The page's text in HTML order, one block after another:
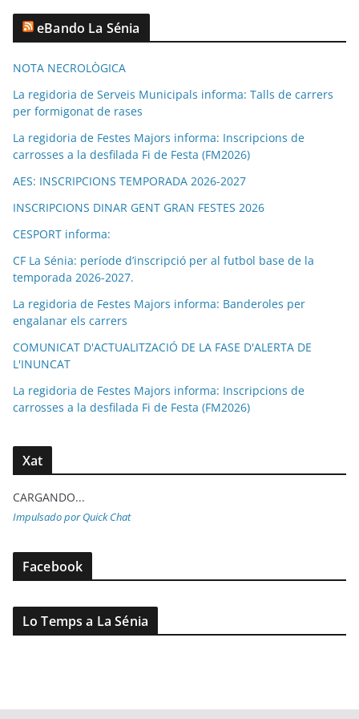
eBando La Sénia
NOTA NECROLÒGICA
La regidoria de Serveis Municipals informa: Talls de carrers
per formigonat de rases
La regidoria de Festes Majors informa: Inscripcions de
carrosses a la desfilada Fi de Festa (FM2026)
AES: INSCRIPCIONS TEMPORADA 2026-2027
INSCRIPCIONS DINAR GENT GRAN FESTES 2026
CESPORT informa:
CF La Sénia: període d’inscripció per al futbol base de la
temporada 2026-2027.
La regidoria de Festes Majors informa: Banderoles per
engalanar els carrers
COMUNICAT D'ACTUALITZACIÓ DE LA FASE D'ALERTA DE
L'INUNCAT
La regidoria de Festes Majors informa: Inscripcions de
carrosses a la desfilada Fi de Festa (FM2026)
Xat
CARGANDO...
Impulsado por Quick Chat
Facebook
Lo Temps a La Sénia